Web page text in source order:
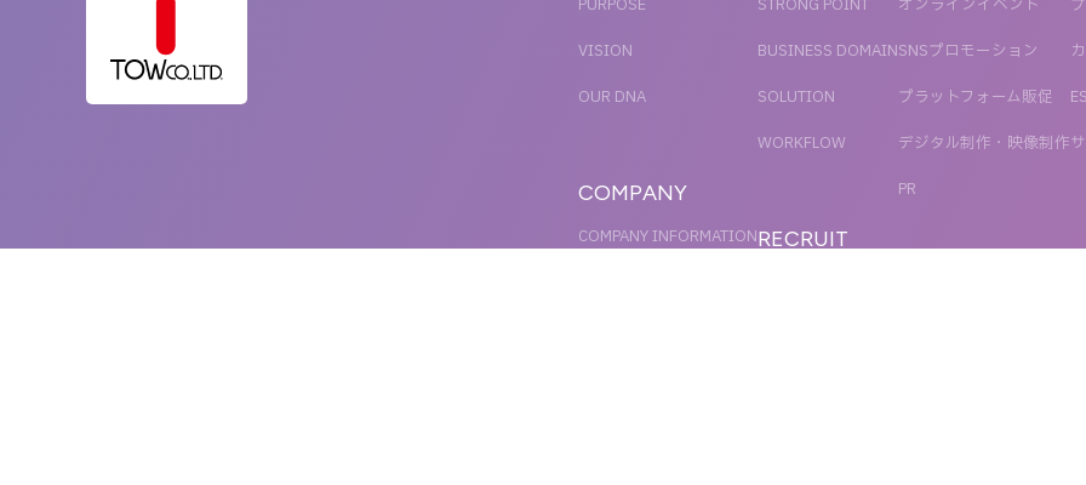
PURPOSE
VISION
OUR DNA
COMPANY
COMPANY INFORMATION
STRONG POINT
BUSINESS DOMAIN
SOLUTION
WORKFLOW
RECRUIT
オンラインイベント
SNSプロモーション
プラットフォーム販促
デジタル制作・映像制作
PR